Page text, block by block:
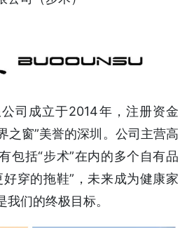
司成立于2014年，注册资金
之窗”美誉的深圳。公司主营高
包括“步术”在内的多个自有品
穿的拖鞋”，未来成为健康家
们的终极目标。